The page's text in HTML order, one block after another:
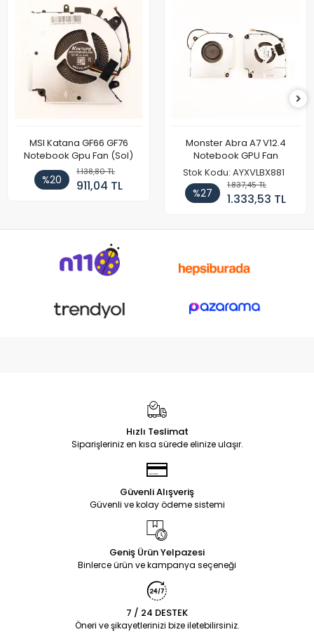
MSI Katana GF66 GF76
Notebook Gpu Fan (Sol)
%20
1.138,80 TL
911,04 TL
Monster Abra A7 V12.4
Notebook GPU Fan
Stok Kodu: AYXVLBX881
%27
1.837,45 TL
1.333,53 TL
Hızlı Teslimat
Siparişleriniz en kısa sürede elinize ulaşır.
Güvenli Alışveriş
Güvenli ve kolay ödeme sistemi
Geniş Ürün Yelpazesi
Binlerce ürün ve kampanya seçeneği
7 / 24 DESTEK
Öneri ve şikayetlerinizi bize iletebilirsiniz.